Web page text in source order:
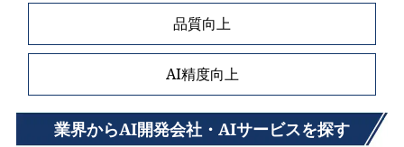
品質向上
AI精度向上
業界からAI開発会社・AIサービスを探す